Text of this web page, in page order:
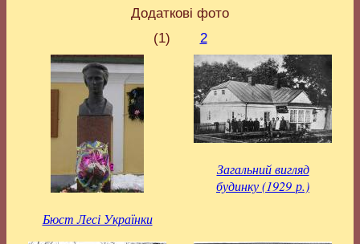
Додаткові фото
(1)
2
Бюст Лесі Українки
Загальний вигляд
будинку (1929 р.)